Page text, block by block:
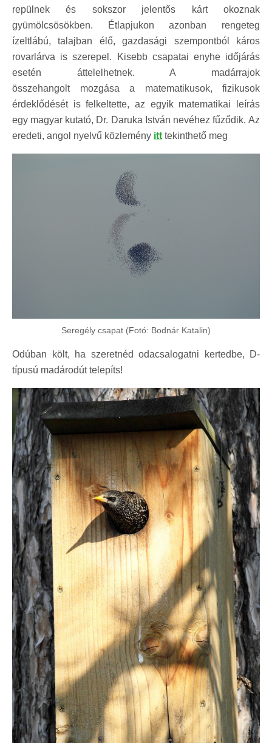
repülnek és sokszor jelentős kárt okoznak
gyümölcsösökben. Étlapjukon azonban rengeteg
ízeltlábú, talajban élő, gazdasági szempontból káros
rovarlárva is szerepel. Kisebb csapatai enyhe időjárás
esetén áttelelhetnek. A madárrajok
összehangolt mozgása a matematikusok, fizikusok
érdeklődését is felkeltette, az egyik matematikai leírás
egy magyar kutató, Dr. Daruka István nevéhez fűződik. Az
eredeti, angol nyelvű közlemény itt tekinthető meg
Seregély csapat (Fotó: Bodnár Katalin)
Odúban költ, ha szeretnéd odacsalogatni kertedbe, D-
típusú madárodút telepíts!